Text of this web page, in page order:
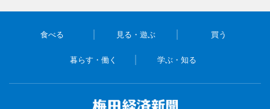
食べる 見る・遊ぶ 買う
暮らす・働く 学ぶ・知る